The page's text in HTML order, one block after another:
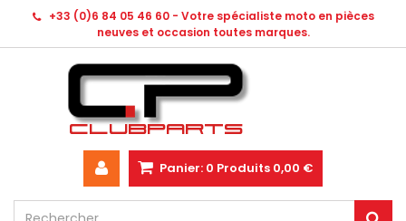
+33 (0)6 84 05 46 60 - Votre spécialiste moto en pièces
neuves et occasion toutes marques.
Panier: 0 Produits 0,00 €